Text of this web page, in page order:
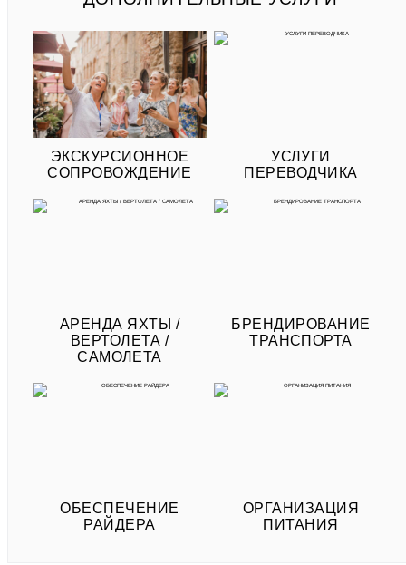
ЭКСКУРСИОННОЕ
СОПРОВОЖДЕНИЕ
УСЛУГИ
ПЕРЕВОДЧИКА
АРЕНДА ЯХТЫ /
ВЕРТОЛЕТА /
САМОЛЕТА
БРЕНДИРОВАНИЕ
ТРАНСПОРТА
ОБЕСПЕЧЕНИЕ
РАЙДЕРА
ОРГАНИЗАЦИЯ
ПИТАНИЯ